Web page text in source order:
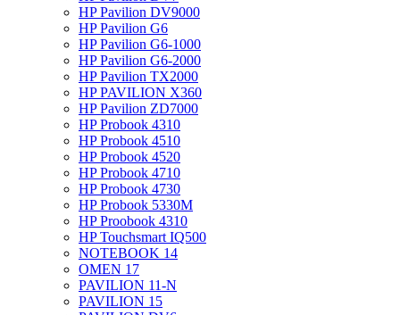
HP Pavilion DV9000
HP Pavilion G6
HP Pavilion G6-1000
HP Pavilion G6-2000
HP Pavilion TX2000
HP PAVILION X360
HP Pavilion ZD7000
HP Probook 4310
HP Probook 4510
HP Probook 4520
HP Probook 4710
HP Probook 4730
HP Probook 5330M
HP Proobook 4310
HP Touchsmart IQ500
NOTEBOOK 14
OMEN 17
PAVILION 11-N
PAVILION 15